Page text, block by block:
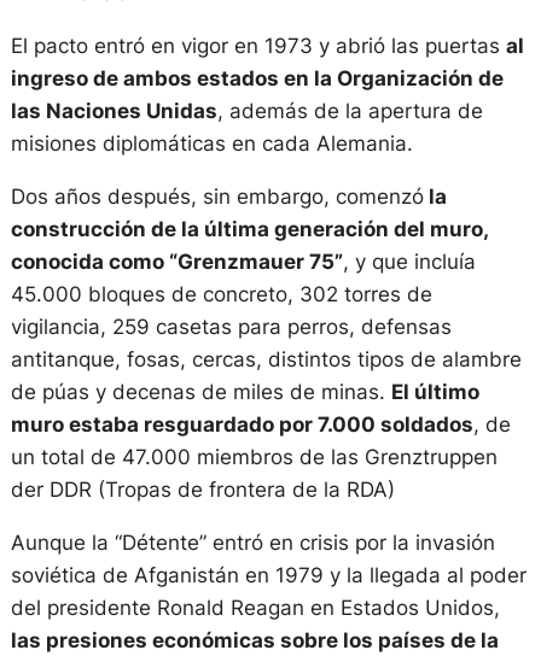
El pacto entró en vigor en 1973 y abrió las puertas al
ingreso de ambos estados en la Organización de
las Naciones Unidas, además de la apertura de
misiones diplomáticas en cada Alemania.
Dos años después, sin embargo, comenzóla
construcción de la última generación del muro,
conocida como “Grenzmauer 75”, y que incluía
45.000 bloques de concreto, 302 torres de
vigilancia, 259 casetas para perros, defensas
antitanque, fosas, cercas, distintos tipos de alambre
de púas y decenas de miles de minas. El último
muro estaba resguardado por 7.000 soldados, de
un total de 47.000 miembros de las Grenztruppen
der DDR (Tropas de frontera de la RDA)
Aunque la “Détente” entró en crisis por la invasión
soviética de Afganistán en 1979 y la llegada al poder
del presidente Ronald Reagan en Estados Unidos,
las presiones económicas sobre los países de la